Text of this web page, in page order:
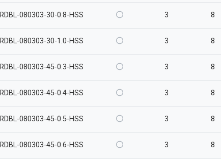
RDBL-080303-30-0.8-HSS 3 8
RDBL-080303-30-1.0-HSS 3 8
RDBL-080303-45-0.3-HSS 3 8
RDBL-080303-45-0.4-HSS 3 8
RDBL-080303-45-0.5-HSS 3 8
RDBL-080303-45-0.6-HSS 3 8